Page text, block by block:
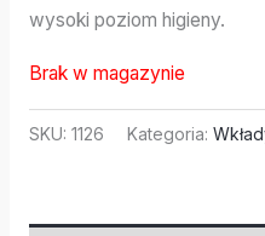
wysoki poziom higieny.
Brak w magazynie
SKU: 1126 Kategoria: